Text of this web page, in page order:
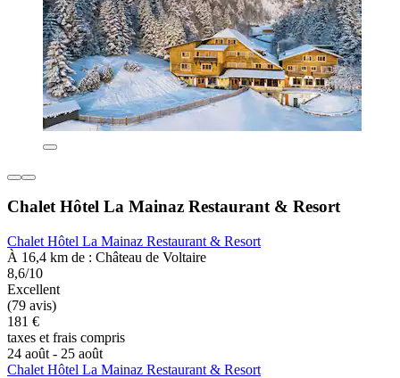
Chalet Hôtel La Mainaz Restaurant & Resort
Chalet Hôtel La Mainaz Restaurant & Resort
À 16,4 km de : Château de Voltaire
8,6/10
Excellent
(79 avis)
181 €
taxes et frais compris
24 août - 25 août
Chalet Hôtel La Mainaz Restaurant & Resort